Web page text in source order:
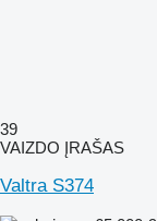
39
VAIZDO ĮRAŠAS
Valtra S374